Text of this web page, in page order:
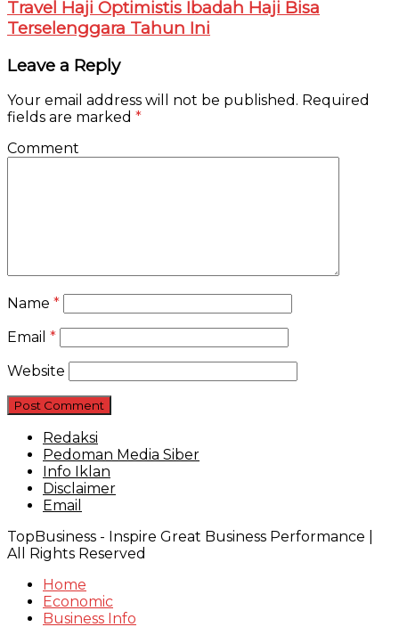
Travel Haji Optimistis Ibadah Haji Bisa
Terselenggara Tahun Ini
Leave a Reply
Your email address will not be published. Required
fields are marked *
Comment
Name *
Email *
Website
Redaksi
Pedoman Media Siber
Info Iklan
Disclaimer
Email
TopBusiness - Inspire Great Business Performance |
All Rights Reserved
Home
Economic
Business Info